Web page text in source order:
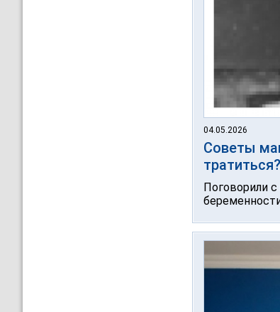
04.05.2026
Советы
тратиться?
Поговорили